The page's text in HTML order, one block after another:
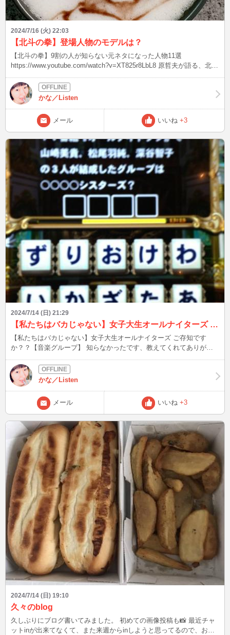
2024/7/16 (火) 22:03
【北斗の拳】登場人物のモデルは？
【北斗の拳】9割の人が知らない元ネタになった人物11選
https://www.youtube.com/watch?v=XT825r8LbL8 原哲夫が語る、北斗
https://goetheweb.jp/person/article/20231108-tetsuo-hara-02 ブルー
ス・リーは納得 ケンシロウの構えといい、掛け声といい、そうだろ
うなぁ〜と思ってたよ アミバそのまんまΣ(￣。￣ﾉ)ﾉ 特にトキのモデ
ルはイエス・キリストと知ったときはびっくり！ 言われてみれ
ば・・・、共通点あるね💖 皆さんはご存知でしたか？？ この後、
22:45 まだまだ紫外線が強いです、しっかり対策しましょう ブログは
皆様から頂いたご質問、教えてもらったこと、盛り上がった話題を発
Xもありますので、プロフィールの「BLOG」からどうぞ♪ こんなフ
ァッションして、待ち合わせしてなど、リクエストOK☆ 最後まで読
んでいただき、ありがとうございましたm(__)m
かな／Listen
メール いいね +3
2024/7/14 (日) 21:29
【私たちはバカじゃない】女子大生オールナイターズ ご存知ですか？？【音楽グループ】
【私たちはバカじゃない】女子大生オールナイターズ ご存知です
か？？【音楽グループ】 知らなかったです、教えてくれてありがと
https://x.com/taxigial/status/1734943654165561609 衣装も振り付け
もバラバラなのに、民法で放送してたことに時代を感じる 明らかに
やらされる感が否めない子もwww 当時はまだワイヤレスマイクなん
てないもんなぁ・・・ これで女子大生ブームが起きだんだね！ 今じ
ゃ絶対考えられない笑 皆さんは当時、女子大生オールスターズ、見
てました？ この後、22:53 まだまだ紫外線が強いです しっかり紫外
線対策しましょうね☀️ ブログは皆様から頂いたご質問、教えてもらっ
たこと、盛り上がった話題を発信！ 良いなと思った方は、お気に入
り登録よろしくお願いします(^^) Xもありますので、プロフィールの
「BLOG」からどうぞ♪ こんなファッションして、待ち合わせしてな
ど、リクエストOK☆ 最後まで読んでいただき、ありがとうございま
したm(__)m
かな／Listen
メール いいね +3
2024/7/14 (日) 19:10
久々のblog
久しぶりにブログ書いてみました。 初めての画像投稿も📸 最近チャ
ットinが出来てなくて、また来週からinしようと思ってるので、お話